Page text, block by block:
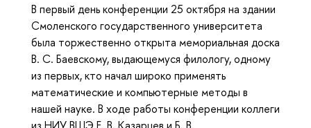
В первый день конференции 25 октября на здании
Смоленского государственного университета
была торжественно открыта мемориальная доска
В. С. Баевскому, выдающемуся филологу, одному
из первых, кто начал широко применять
математические и компьютерные методы в
нашей науке. В ходе работы конференции коллеги
из НИУ ВШЭ Е. В. Казарцев и Б. В.